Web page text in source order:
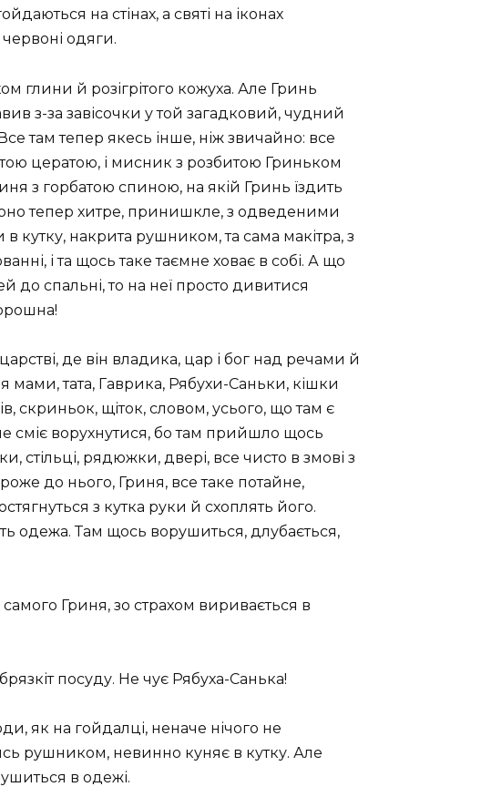
на стінах, а святі на іконах
червоні одяги.
глини й розігрітого кожуха. Але Гринь
з-за завісочки у той загадковий, чудний
там тепер якесь інше, ніж звичайно: все
цератою, і мисник з розбитою Гриньком
з горбатою спиною, на якій Гринь їздить
тепер хитре, принишкле, з одведеними
кутку, накрита рушником, та сама макітра, з
і та щось таке таємне ховає в собі. А що
до спальні, то на неї просто дивитися
де він владика, цар і бог над речами й
тата, Гаврика, Рябухи-Саньки, кішки
скриньок, щіток, словом, усього, що там є
сміє ворухнутися, бо там прийшло щось
стільці, рядюжки, двері, все чисто в змові з
до нього, Гриня, все таке потайне,
з кутка руки й схоплять його.
одежа. Там щось ворушиться, длубається,
Гриня, зо страхом виривається в
посуду. Не чує Рябуха-Санька!
як на гойдалці, неначе нічого не
рушником, невинно куняє в кутку. Але
в одежі.